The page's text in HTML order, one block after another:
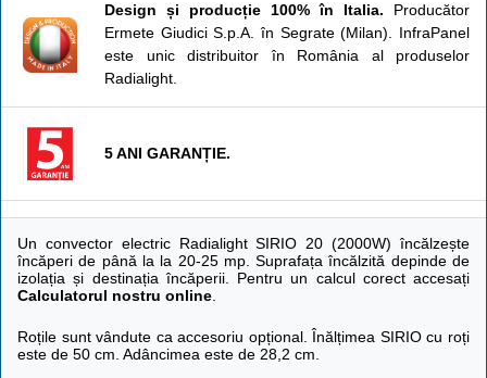
Design și producție 100% în Italia. Producător
Ermete Giudici S.p.A. în Segrate (Milan). InfraPanel
este unic distribuitor în România al produselor
Radialight.
5 ANI GARANȚIE.
Un convector electric Radialight SIRIO 20 (2000W) încălzește
încăperi de până la la 20-25 mp. Suprafața încălzită depinde de
izolația și destinația încăperii. Pentru un calcul corect accesați
Calculatorul nostru online
Roțile sunt vândute ca accesoriu opțional. Înălțimea SIRIO cu roți
este de 50 cm. Adâncimea este de 28,2 cm.